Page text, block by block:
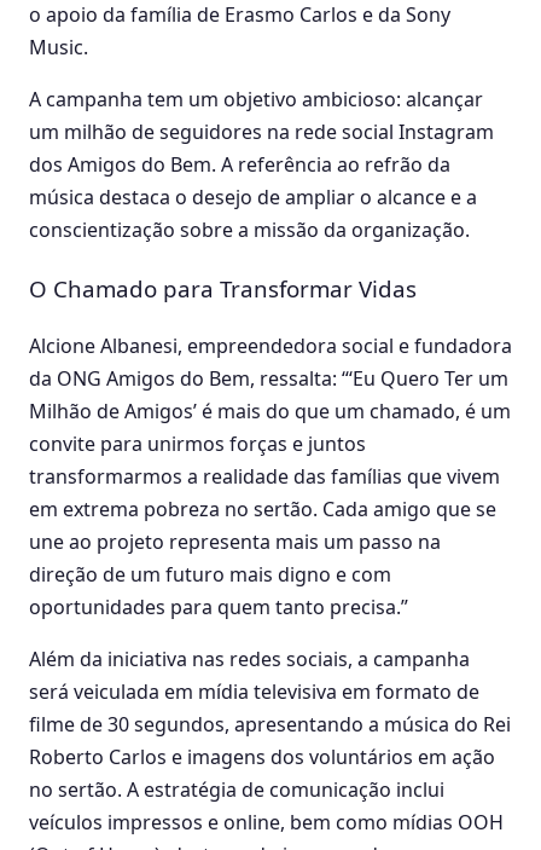
o apoio da família de Erasmo Carlos e da Sony
Music.
A campanha tem um objetivo ambicioso: alcançar
um milhão de seguidores na rede social Instagram
dos Amigos do Bem. A referência ao refrão da
música destaca o desejo de ampliar o alcance e a
conscientização sobre a missão da organização.
O Chamado para Transformar Vidas
Alcione Albanesi, empreendedora social e fundadora
da ONG Amigos do Bem, ressalta: “‘Eu Quero Ter um
Milhão de Amigos’ é mais do que um chamado, é um
convite para unirmos forças e juntos
transformarmos a realidade das famílias que vivem
em extrema pobreza no sertão. Cada amigo que se
une ao projeto representa mais um passo na
direção de um futuro mais digno e com
oportunidades para quem tanto precisa.”
Além da iniciativa nas redes sociais, a campanha
será veiculada em mídia televisiva em formato de
filme de 30 segundos, apresentando a música do Rei
Roberto Carlos e imagens dos voluntários em ação
no sertão. A estratégia de comunicação inclui
veículos impressos e online, bem como mídias OOH